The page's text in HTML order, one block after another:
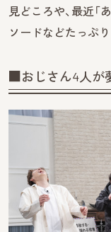
見どころや、最近
ソードなどたっぷ
■おじさん4人が